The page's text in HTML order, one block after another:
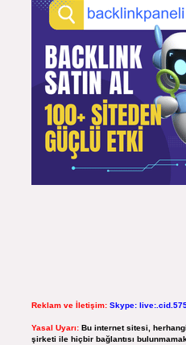
Reklam ve İletişim: Skype:
Yasal Uyarı: Bu internet sitesi,
şirketi ile hiçbir bağlantısı